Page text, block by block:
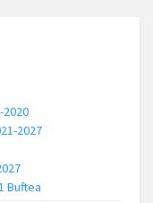
2027
Buftea